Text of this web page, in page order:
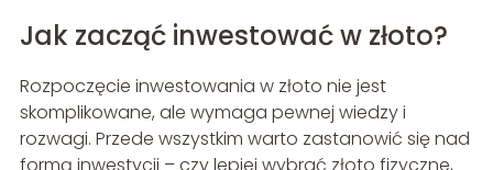
Jak zacząć inwestować w złoto?
Rozpoczęcie inwestowania w złoto nie jest
skomplikowane, ale wymaga pewnej wiedzy i
rozwagi. Przede wszystkim warto zastanowić się nad